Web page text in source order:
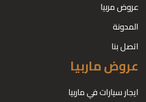
عروض مربيا
المدونة
اتصل بنا
عروض ماربيا
ايجار سيارات في ماربيا